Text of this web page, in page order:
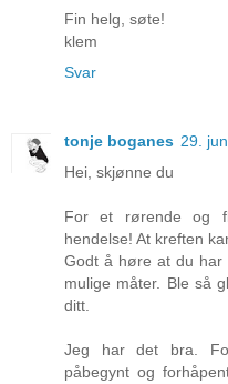
Fin helg, søte!
klem
Svar
tonje boganes 29.
Hei, skjønne du
For et rørende og
hendelse! At kreften
Godt å høre at du
mulige måter. Ble så
ditt.
Jeg har det bra.
påbegynt og